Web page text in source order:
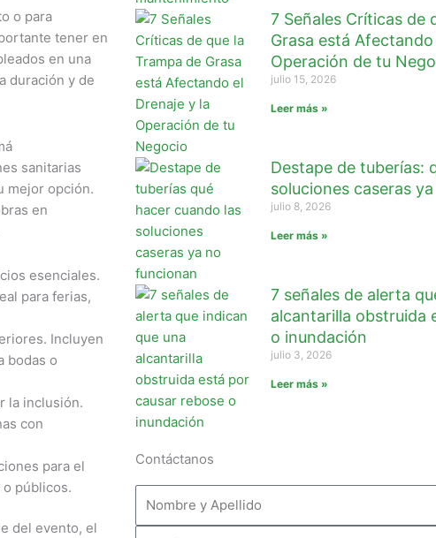
o para
tener en
en una
duración y de
sanitarias
mejor opción.
en
esenciales.
para ferias,
Incluyen
bodas o
la inclusión.
con
para el
públicos.
del evento, el
7 Señales Críticas de
Grasa está
Operación de tu
julio 15, 2026
Leer más »
Destape de tuberías:
soluciones caseras
julio 8, 2026
Leer más »
7 señales de alerta
alcantarilla obstruida
o inundación
julio 3, 2026
Leer más »
Contáctanos